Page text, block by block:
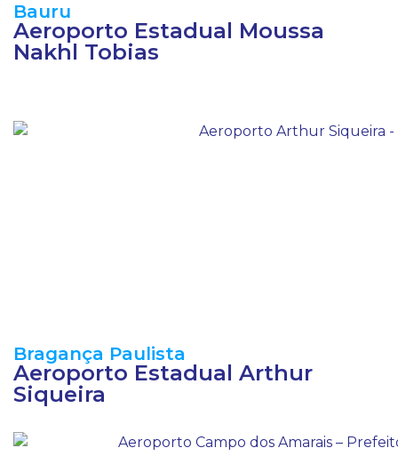
Bauru
Aeroporto Estadual Moussa
Nakhl Tobias
Bragança Paulista
Aeroporto Estadual Arthur
Siqueira